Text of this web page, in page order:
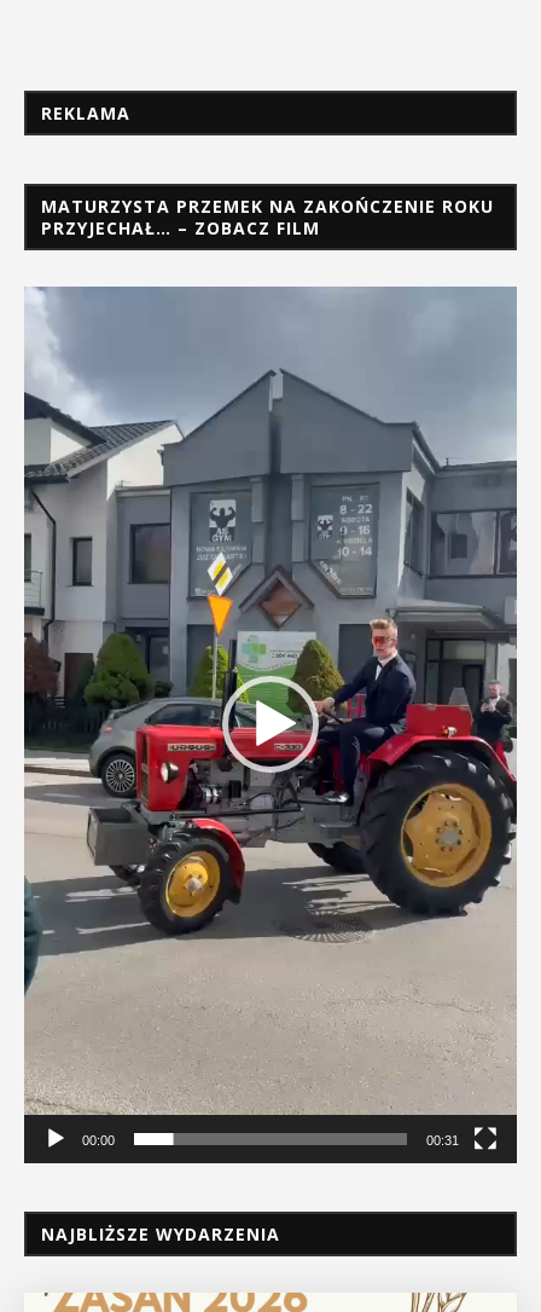
REKLAMA
MATURZYSTA PRZEMEK NA ZAKOŃCZENIE ROKU
PRZYJECHAŁ… – ZOBACZ FILM
Odtwarzacz
00:00 00:31
NAJBLIŻSZE WYDARZENIA